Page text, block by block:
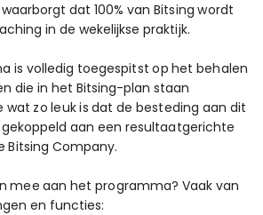
dat 100% van Bitsing wordt
in de wekelijkse praktijk.
is volledig toegespitst op het behalen
die in het Bitsing-plan staan
wat zo leuk is dat de besteding aan dit
aan een resultaatgerichte
Bitsing Company.
mee aan het programma? Vaak van
en functies: